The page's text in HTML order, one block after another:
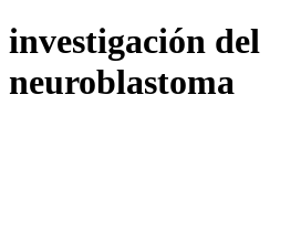
investigación del
neuroblastoma